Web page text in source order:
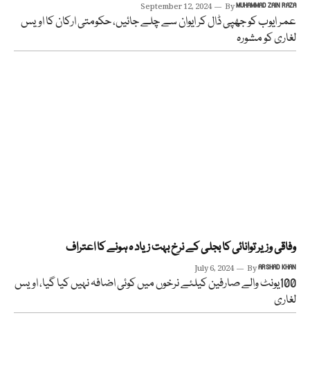
September 12, 2024 ByMUHAMMAD ZAIN RAZA
عمر ایوب کو جھپی ڈال کر ایوان سے چلے جائیں، حکومتی ارکان کا اویس
لغاری کو مشورہ
وفاقی وزیر توانائی کا بجلی کے نرخ بہت زیاد ہ ہونے کا اعتراف
July 6, 2024 ByARSHAD KHAN
100یونٹ والے صارفین کیلئے نرخوں میں کوئی اضافہ نہیں کیا گیا، اویس
لغاری